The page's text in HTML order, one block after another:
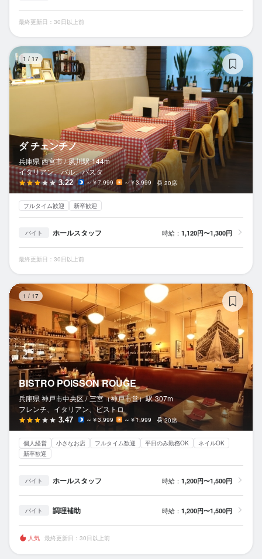
最終更新日：30日以上前
1 / 17
ダ チェンチノ
兵庫県 西宮市 / 夙川駅 144m
イタリアン、バル、パスタ
3.22 ～￥7,999 ～￥3,999 20席
フルタイム歓迎 新卒歓迎
バイト ホールスタッフ 時給： 1,120円〜1,300円
最終更新日：30日以上前
1 / 17
BISTRO POISSON ROUGE
兵庫県 神戸市中央区 / 三宮（神戸市営）駅 307m
フレンチ、イタリアン、ビストロ
3.47 ～￥3,999 ～￥1,999 20席
個人経営 小さなお店 フルタイム歓迎 平日のみ勤務OK
ネイルOK
新卒歓迎
バイト ホールスタッフ 時給： 1,200円〜1,500円
バイト 調理補助 時給： 1,200円〜1,500円
人気 最終更新日：30日以上前